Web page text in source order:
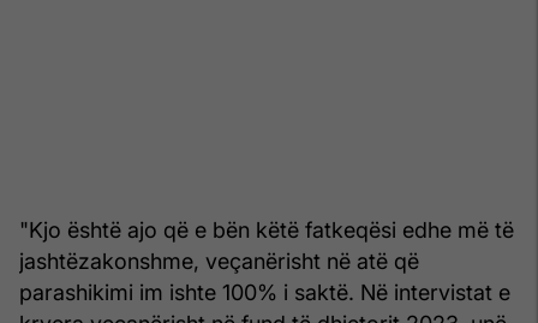
"Kjo është ajo që e bën këtë fatkeqësi edhe më të
jashtëzakonshme, veçanërisht në atë që
parashikimi im ishte 100% i saktë. Në intervistat e